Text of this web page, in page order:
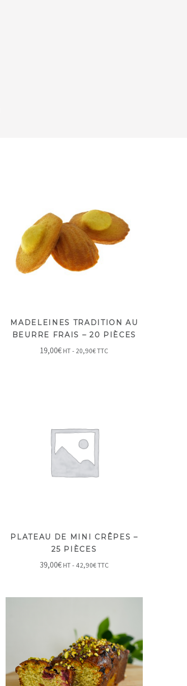
MADELEINES TRADITION AU
BEURRE FRAIS – 20 PIÈCES
19,00€ HT - 20,90€TTC
PLATEAU DE MINI CRÊPES –
25 PIÈCES
39,00€ HT - 42,90€TTC